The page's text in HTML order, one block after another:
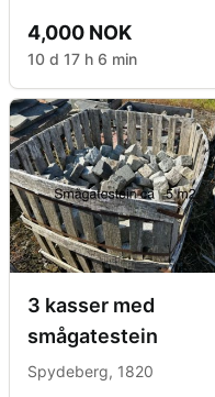
4,000 NOK
10 d 17 h 6 min
3 kasser med
smågatestein
Spydeberg, 1820